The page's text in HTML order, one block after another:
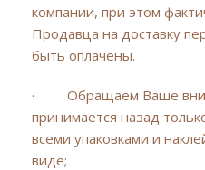
компании, при этом
Продавца на доставку
быть оплачены.
· Обращаем Ваше
принимается назад
всеми упаковками и
виде;